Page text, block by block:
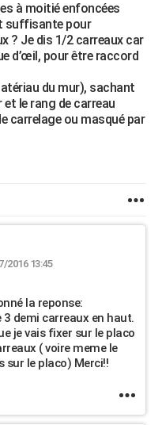
à moitié enfoncées
suffisante pour
? Je dis 1/2 carreaux car
d’œil, pour être raccord
du mur), sachant
le rang de carreau
carrelage ou masqué par
2016 13:45
la reponse:
demi carreaux en haut.
je vais fixer sur le placo
( voire meme le
sur le placo) Merci!!